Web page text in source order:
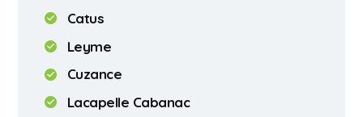
Catus
Leyme
Cuzance
Lacapelle Cabanac